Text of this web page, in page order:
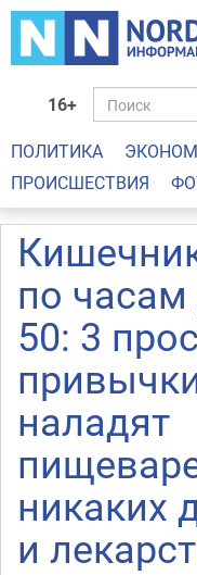
16+
ПОЛИТИКА
ПРОИСШЕСТВИЯ
по
50: 3
наладят
никаких
и